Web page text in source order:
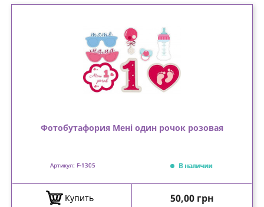
Фотобутафория Мені один рочок розовая
Артикул: F-1305 В наличии
Купить Цена
50,00 грн